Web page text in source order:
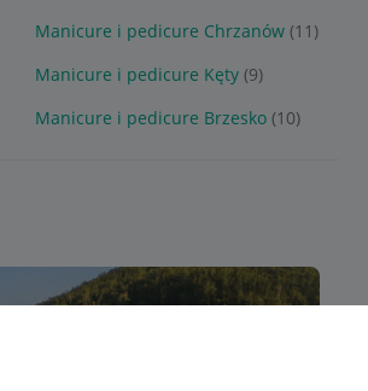
Manicure i pedicure Chrzanów (11)
Manicure i pedicure Kęty (9)
Manicure i pedicure Brzesko (10)